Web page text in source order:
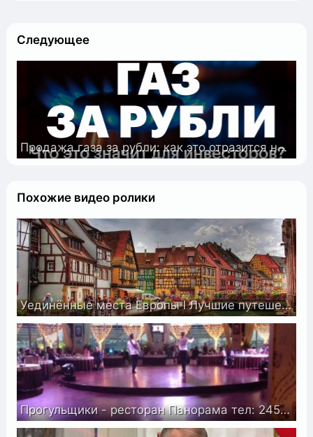
Следующее
Продажа газа за рубли: как это отразится на долларах и курсе валют? Рост цен на сырьё
Похожие видео ролики
Уединённые места Европы I Лучшие путешествия I Европа
Прогульщики - ресторан Панорама тел: 2452192